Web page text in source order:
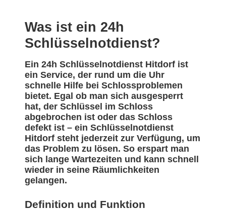
Was ist ein 24h
Schlüsselnotdienst?
Ein 24h Schlüsselnotdienst Hitdorf ist
ein Service, der rund um die Uhr
schnelle Hilfe bei Schlossproblemen
bietet. Egal ob man sich ausgesperrt
hat, der Schlüssel im Schloss
abgebrochen ist oder das Schloss
defekt ist – ein Schlüsselnotdienst
Hitdorf steht jederzeit zur Verfügung, um
das Problem zu lösen. So erspart man
sich lange Wartezeiten und kann schnell
wieder in seine Räumlichkeiten
gelangen.
Definition und Funktion